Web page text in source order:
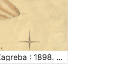
Nacrt grada Zagreba : 1898. / sastavio gradski gradjevni ured